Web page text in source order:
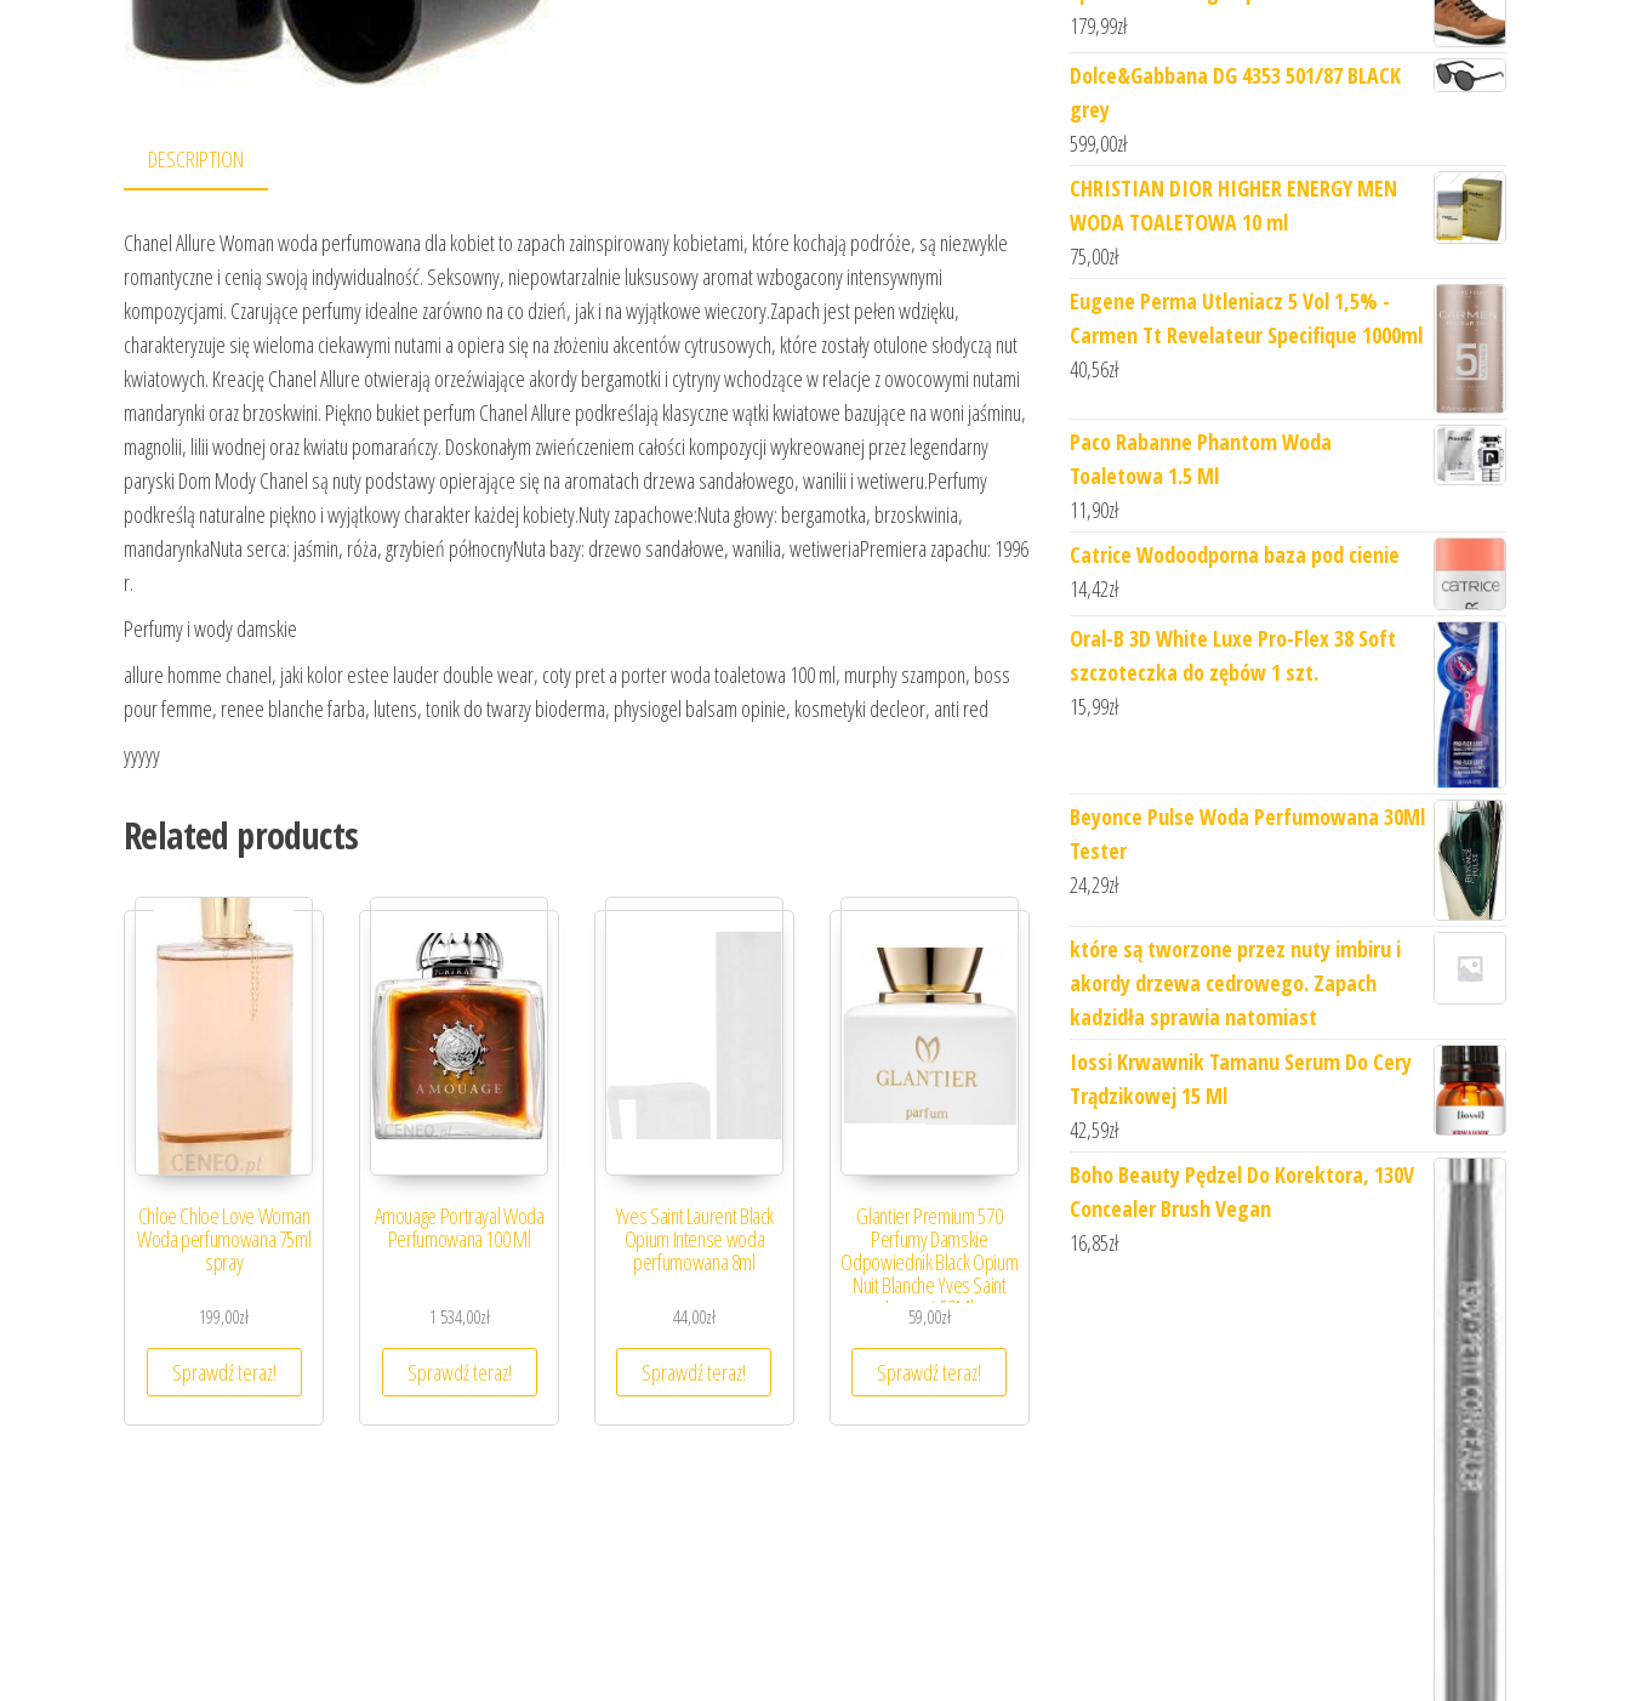
DESCRIPTION
Chanel Allure Woman woda perfumowana dla kobiet to zapach zainspirowany kobietami, które kochają podróże, są niezwykle
romantyczne i cenią swoją indywidualność. Seksowny, niepowtarzalnie luksusowy aromat wzbogacony intensywnymi
kompozycjami. Czarujące perfumy idealne zarówno na co dzień, jak i na wyjątkowe wieczory.Zapach jest pełen wdzięku,
charakteryzuje się wieloma ciekawymi nutami a opiera się na złożeniu akcentów cytrusowych, które zostały otulone słodyczą nut
kwiatowych. Kreację Chanel Allure otwierają orzeźwiające akordy bergamotki i cytryny wchodzące w relacje z owocowymi nutami
mandarynki oraz brzoskwini. Piękno bukiet perfum Chanel Allure podkreślają klasyczne wątki kwiatowe bazujące na woni jaśminu,
magnolii, lilii wodnej oraz kwiatu pomarańczy. Doskonałym zwieńczeniem całości kompozycji wykreowanej przez legendarny
paryski Dom Mody Chanel są nuty podstawy opierające się na aromatach drzewa sandałowego, wanilii i wetiweru.Perfumy
podkreślą naturalne piękno i wyjątkowy charakter każdej kobiety.Nuty zapachowe:Nuta głowy: bergamotka, brzoskwinia,
mandarynkaNuta serca: jaśmin, róża, grzybień północnyNuta bazy: drzewo sandałowe, wanilia, wetiweriaPremiera zapachu: 1996
r.
Perfumy i wody damskie
allure homme chanel, jaki kolor estee lauder double wear, coty pret a porter woda toaletowa 100 ml, murphy szampon, boss
pour femme, renee blanche farba, lutens, tonik do twarzy bioderma, physiogel balsam opinie, kosmetyki decleor, anti red
yyyyy
Related products
Chloe Chloe Love Woman
Woda perfumowana 75ml
spray
199,00zł
Sprawdź teraz!
Amouage Portrayal Woda
Perfumowana 100 Ml
1 534,00zł
Sprawdź teraz!
Yves Saint Laurent Black
Opium Intense woda
perfumowana 8ml
44,00zł
Sprawdź teraz!
Glantier Premium 570
Perfumy Damskie
Odpowiednik Black Opium
Nuit Blanche Yves Saint
Laurent 50Ml
59,00zł
Sprawdź teraz!
179,99zł
Dolce&Gabbana DG 4353 501/87 BLACK
grey
599,00zł
CHRISTIAN DIOR HIGHER ENERGY MEN
WODA TOALETOWA 10 ml
75,00zł
Eugene Perma Utleniacz 5 Vol 1,5% -
Carmen Tt Revelateur Specifique 1000ml
40,56zł
Paco Rabanne Phantom Woda
Toaletowa 1.5 Ml
11,90zł
Catrice Wodoodporna baza pod cienie
14,42zł
Oral-B 3D White Luxe Pro-Flex 38 Soft
szczoteczka do zębów 1 szt.
15,99zł
Beyonce Pulse Woda Perfumowana 30Ml
Tester
24,29zł
które są tworzone przez nuty imbiru i
akordy drzewa cedrowego. Zapach
kadzidła sprawia natomiast
Iossi Krwawnik Tamanu Serum Do Cery
Trądzikowej 15 Ml
42,59zł
Boho Beauty Pędzel Do Korektora, 130V
Concealer Brush Vegan
16,85zł